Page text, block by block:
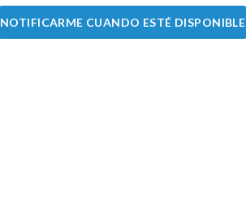
NOTIFICARME CUANDO ESTÉ DISPONIBLE